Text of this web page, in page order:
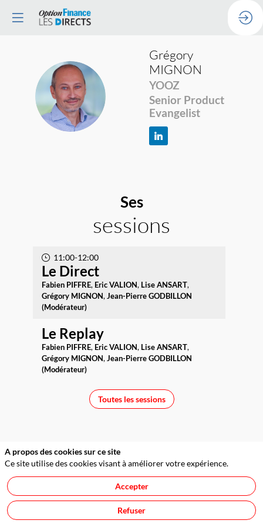
GM
Grégory
MIGNON
YOOZ
Senior Product
Evangelist
Ses
sessions
11:00-12:00
Le Direct
Fabien PIFFRE EricVALION LiseANSART
Grégory MIGNON Jean-PierreGODBILLON
(Modérateur)
Le Replay
Fabien PIFFRE EricVALION LiseANSART
Grégory MIGNON Jean-PierreGODBILLON
(Modérateur)
Toutes les sessions
Service Evénements : 01 53 63 55 86
service.evenements@optionfinance.fr
A propos des cookies sur ce site
Ce site utilise des cookies visant à améliorer votre expérience.
Accepter
Refuser